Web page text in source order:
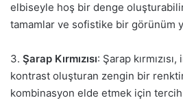
elbiseyle hoş bir denge
tamamlar ve sofistike bir görünüm
3. Şarap Kırmızısı: Şarap
kontrast oluşturan zengin bir
kombinasyon elde etmek için